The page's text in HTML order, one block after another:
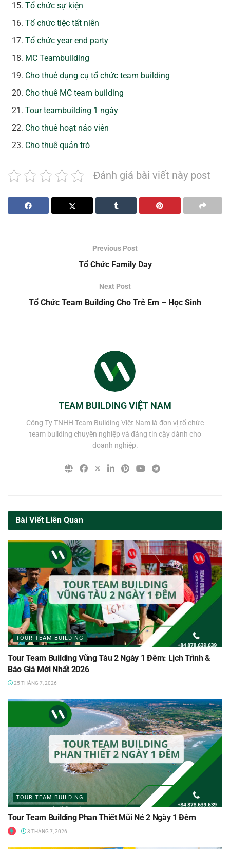
Tổ chức sự kiện
Tổ chức tiệc tất niên
Tổ chức year end party
MC Teambuilding
Cho thuê dụng cụ tổ chức team building
Cho thuê MC team building
Tour teambuilding 1 ngày
Cho thuê hoạt náo viên
Cho thuê quản trò
Đánh giá bài viết này post
Previous Post
Tổ Chức Family Day
Next Post
Tổ Chức Team Building Cho Trẻ Em – Học Sinh
TEAM BUILDING VIỆT NAM
Công Ty TNHH Team Building Việt Nam là đơn vị tổ chức
team building chuyên nghiệp và đáng tin cậy dành cho
doanh nghiệp.
Bài Viết Liên Quan
TOUR TEAM BUILDING
Tour Team Building Vũng Tàu 2 Ngày 1 Đêm: Lịch Trình &
Báo Giá Mới Nhất 2026
25 THÁNG 7, 2026
TOUR TEAM BUILDING
Tour Team Building Phan Thiết Mũi Né 2 Ngày 1 Đêm
3 THÁNG 7, 2026